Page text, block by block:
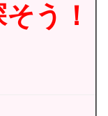
う！